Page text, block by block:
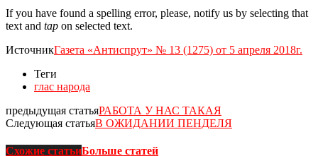
If you have found a spelling error, please, notify us by selecting that
text and tap on selected text.
ИсточникГазета «Антиспрут» № 13 (1275) от 5 апреля 2018г.
Теги
глас народа
предыдущая статьяРАБОТА У НАС ТАКАЯ
Следующая статьяВ ОЖИДАНИИ ПЕНДЕЛЯ
Схожие статьиБольше статей